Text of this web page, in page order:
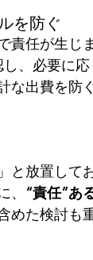
を防ぐ
責任が生じま
、必要に応
な出費を防
と放置し
、 “責任”あ
めた検討も